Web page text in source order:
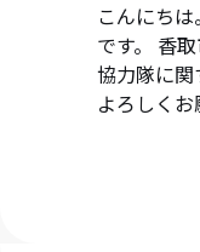
こんにち
です。 香
協力隊に関
よろしくお